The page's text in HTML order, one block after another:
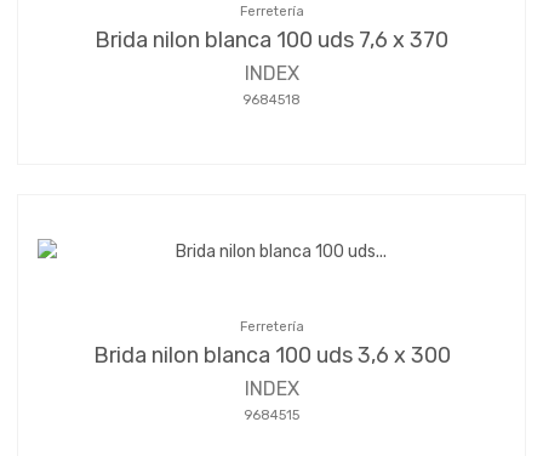
Ferretería
Brida nilon blanca 100 uds 7,6 x 370
INDEX
9684518
Ferretería
Brida nilon blanca 100 uds 3,6 x 300
INDEX
9684515